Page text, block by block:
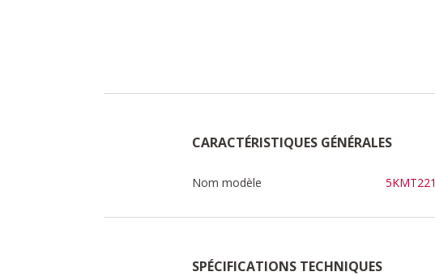
CARACTÉRISTIQUES GÉNÉRALES
Nom modèle 5KMT221
SPÉCIFICATIONS TECHNIQUES